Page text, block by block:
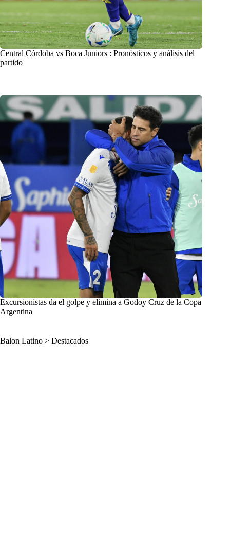
Central Córdoba vs Boca Juniors : Pronósticos y análisis del
partido
Excursionistas da el golpe y elimina a Godoy Cruz de la Copa
Argentina
Balon Latino > Destacados